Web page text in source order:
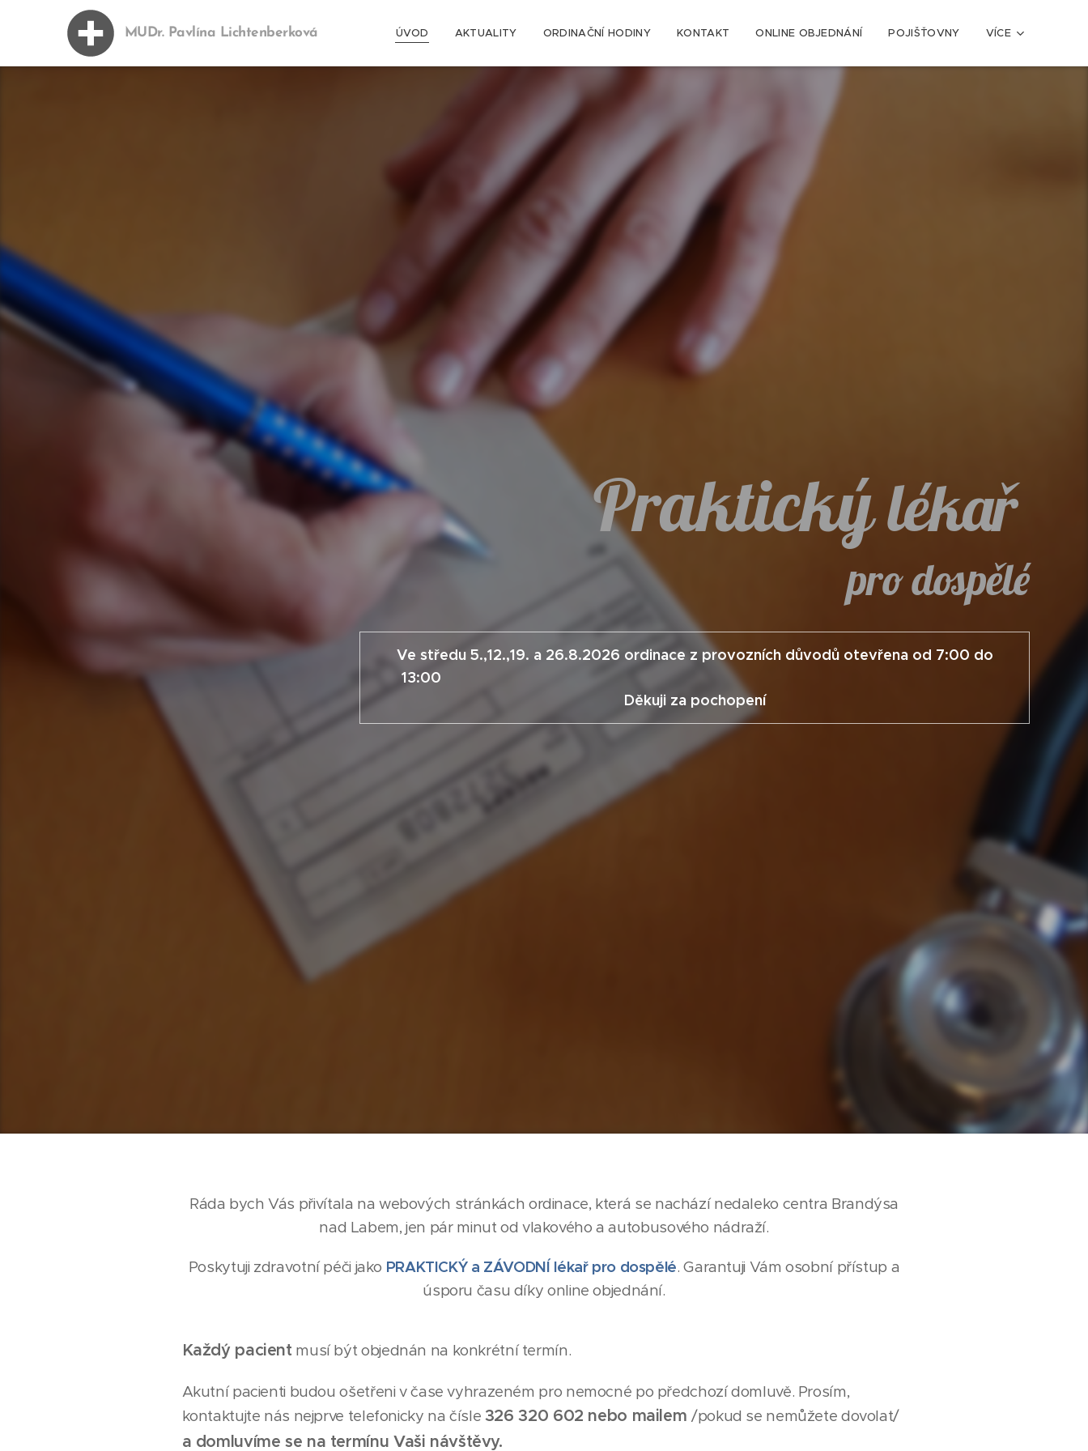
MUDr. Pavlína Lichtenberková ÚVOD AKTUALITY ORDINAČNÍ HODINY KONTAKT ONLINE OBJEDNÁNÍ POJIŠŤOVNY VÍCE
Praktickýlékař
pro dospělé
Ve středu 5.,12.,19. a 26.8.2026 ordinace z provozních důvodů otevřena od 7:00 do
13:00
Děkuji za pochopení
Ráda bych Vás přivítala na webových stránkách ordinace, která se nachází nedaleko centra Brandýsa
nad Labem, jen pár minut od vlakového a autobusového nádraží.
Poskytuji zdravotní péči jako PRAKTICKÝ a ZÁVODNÍ lékař pro dospělé. Garantuji Vám osobní přístup a
úsporu času díky online objednání.
Každý pacientmusí být objednán na konkrétní termín.
Akutní pacienti budou ošetřeni v čase vyhrazeném pro nemocné po předchozí domluvě. Prosím,
kontaktujte nás nejprve telefonicky na čísle 326 320 602 nebo mailem /pokud se nemůžete dovolat/
a domluvíme se na termínu Vaši návštěvy.